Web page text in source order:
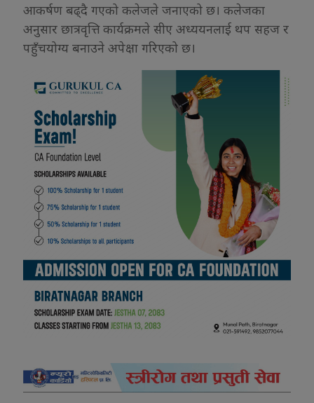
आकर्षण बढ्दै गएको कलेजले जनाएको छ। कलेजका
अनुसार छात्रवृत्ति कार्यक्रमले सीए अध्ययनलाई थप सहज र
पहुँचयोग्य बनाउने अपेक्षा गरिएको छ।